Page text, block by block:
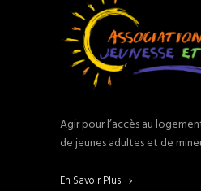
Agir pour l’accès au
de jeunes adultes et de
En Savoir Plus